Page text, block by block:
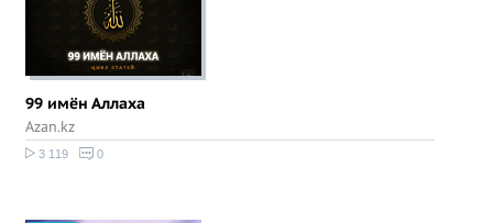
99 имён Аллаха
Azan.kz
3 119 0